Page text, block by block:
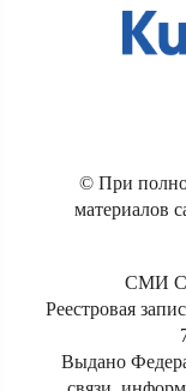
© При
материалов
СМИ
Реестровая
Выдано